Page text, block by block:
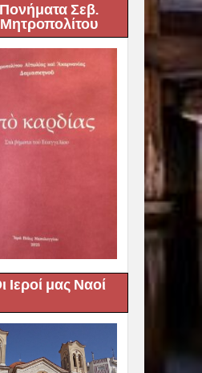
Πονήματα Σεβ.
Μητροπολίτου
Ιεροί μας Ναοί